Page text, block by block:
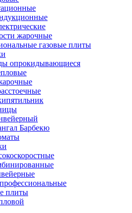
жарочные
газовые плиты
опрокидывающиеся
Барбекю
плиты